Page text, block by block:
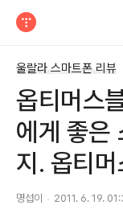
울랄라 스마트폰 리뷰
옵티머스
에게 좋은
지. 옵티머
명섭이 2011. 6. 19.